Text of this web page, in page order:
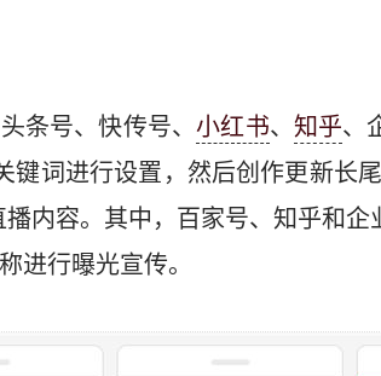
条号、快传号、小红书、 知乎、
键词进行设置，然后创作更新长
内容。其中，百家号、知乎和
进行曝光宣传。